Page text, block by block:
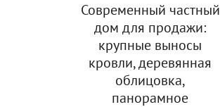
Современный частный
дом для продажи:
крупные выносы
кровли, деревянная
облицовка,
панорамное